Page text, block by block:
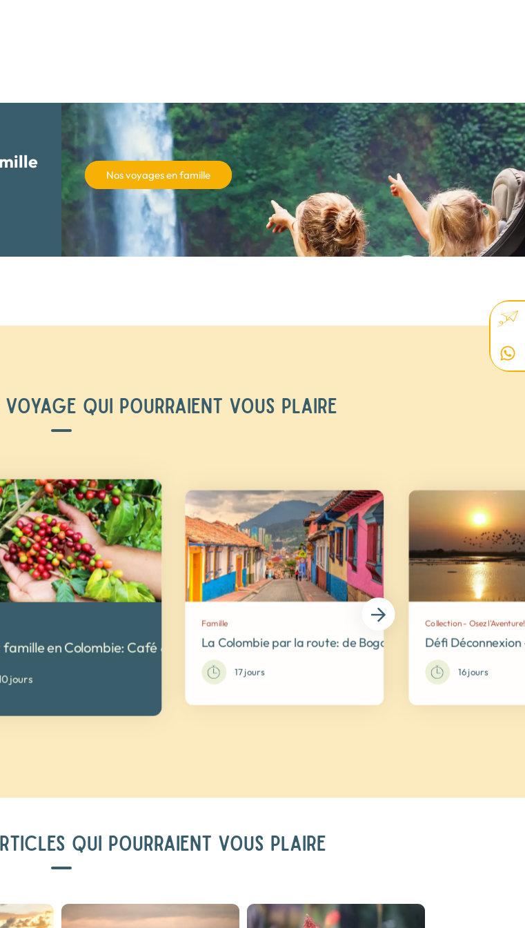
Nos voyages en famille
QUI POURRAIENT VOUS PLAIRE
en Colombie: Café & Caraibes
jours
Famille
La Colombie par la route: de Bogota à Carthagène des
17 jours
Collection - Osez l'Aventure!
Défi
16 jours
QUI POURRAIENT VOUS PLAIRE